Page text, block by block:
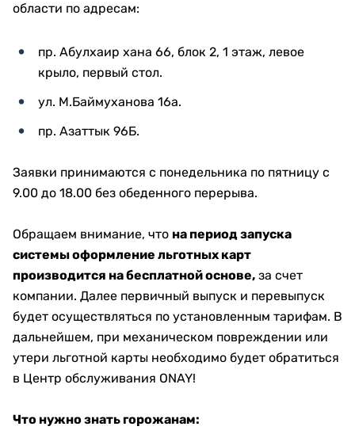
области по адресам:
пр. Абулхаир хана 66, блок 2, 1 этаж, левое
крыло, первый стол.
ул. М.Баймуханова 16а.
пр. Азаттык 96Б.
Заявки принимаются с понедельника по пятницу с
9.00 до 18.00 без обеденного перерыва.
Обращаем внимание, что на период запуска
системы оформление льготных карт
производится на бесплатной основе, за счет
компании. Далее первичный выпуск и перевыпуск
будет осуществляться по установленным тарифам. В
дальнейшем, при механическом повреждении или
утери льготной карты необходимо будет обратиться
в Центр обслуживания ONAY!
Что нужно знать горожанам: